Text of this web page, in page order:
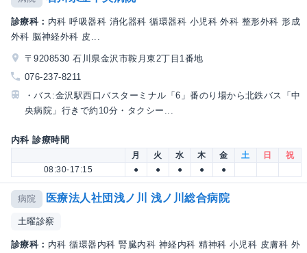
診療科： 内科 呼吸器科 消化器科 循環器科 小児科 外科 整形外科 形成
外科 脳神経外科 皮...
〒9208530 石川県金沢市鞍月東2丁目1番地
076-237-8211
・バス:金沢駅西口バスターミナル「6」番のり場から北鉄バス「中
央病院」行きで約10分・タクシー...
内科 診療時間
月 火 水 木 金 土 日
祝
08:30-17:15
● ● ● ● ●
病院 医療法人社団浅ノ川 浅ノ川総合病院
土曜診察
診療科： 内科 循環器内科 腎臓内科 神経内科 精神科 小児科 皮膚科 外